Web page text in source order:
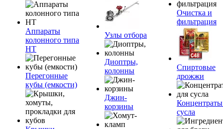
Аппараты
колонного типа
НТ
Перегонные
кубы (емкости)
Узлы отбора
Диоптры,
колонны
Джин-
корзины
Очистка и
фильтрация
Спиртовые
дрожжи
сусла